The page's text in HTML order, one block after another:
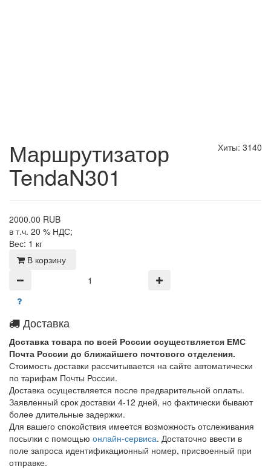
Хиты: 3140
Маршрутизатор
TendaN301
2000.00 RUB
в т.ч. 20 % НДС;
Вес: 1 кг
В корзину
Доставка
Доставка товара по всей России осуществляется ЕМС
Почта России до ближайшего почтового отделения.
Стоимость доставки рассчитывается на сайте автоматически
по тарифам Почты России.
Доставка осуществляется после предварительной оплаты.
Заявленный срок доставки 4-12 дней, но фактически бывают
более длительные задержки.
Для вашего спокойствия имеется возможность отслеживания
посылки с помощью онлайн-сервиса. Достаточно ввести в
поле запроса идентификационный номер, присвоенный при
отправке.